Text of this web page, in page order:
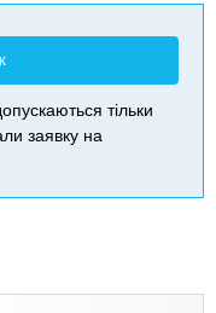
тільки
заявку на